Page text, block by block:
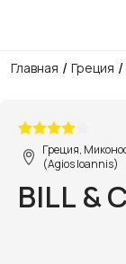
Главная / Греция /
Греция,
(Agios Ioannis)
BILL &